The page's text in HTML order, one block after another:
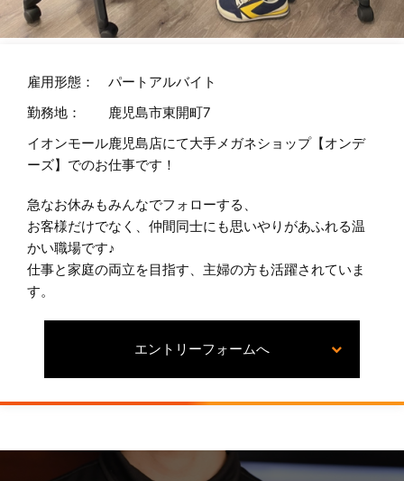
雇用形態：
パートアルバイト
勤務地：
鹿児島市東開町7
イオンモール鹿児島店にて大手メガネショップ【オンデ
ーズ】でのお仕事です！
急なお休みもみんなでフォローする、
お客様だけでなく、仲間同士にも思いやりがあふれる温
かい職場です♪
仕事と家庭の両立を目指す、主婦の方も活躍されていま
す。
エントリーフォームへ